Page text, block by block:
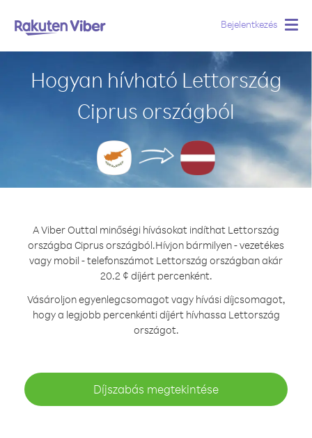
Bejelentkezés
Hogyan hívható Lettország
Ciprus országból
A Viber Outtal minőségi hívásokat indíthat Lettország
országba Ciprus országból.Hívjon bármilyen - vezetékes
vagy mobil - telefonszámot Lettország országban akár
20.2 ¢ díjért percenként.
Vásároljon egyenlegcsomagot vagy hívási díjcsomagot,
hogy a legjobb percenkénti díjért hívhassa Lettország
országot.
Díjszabás megtekintése